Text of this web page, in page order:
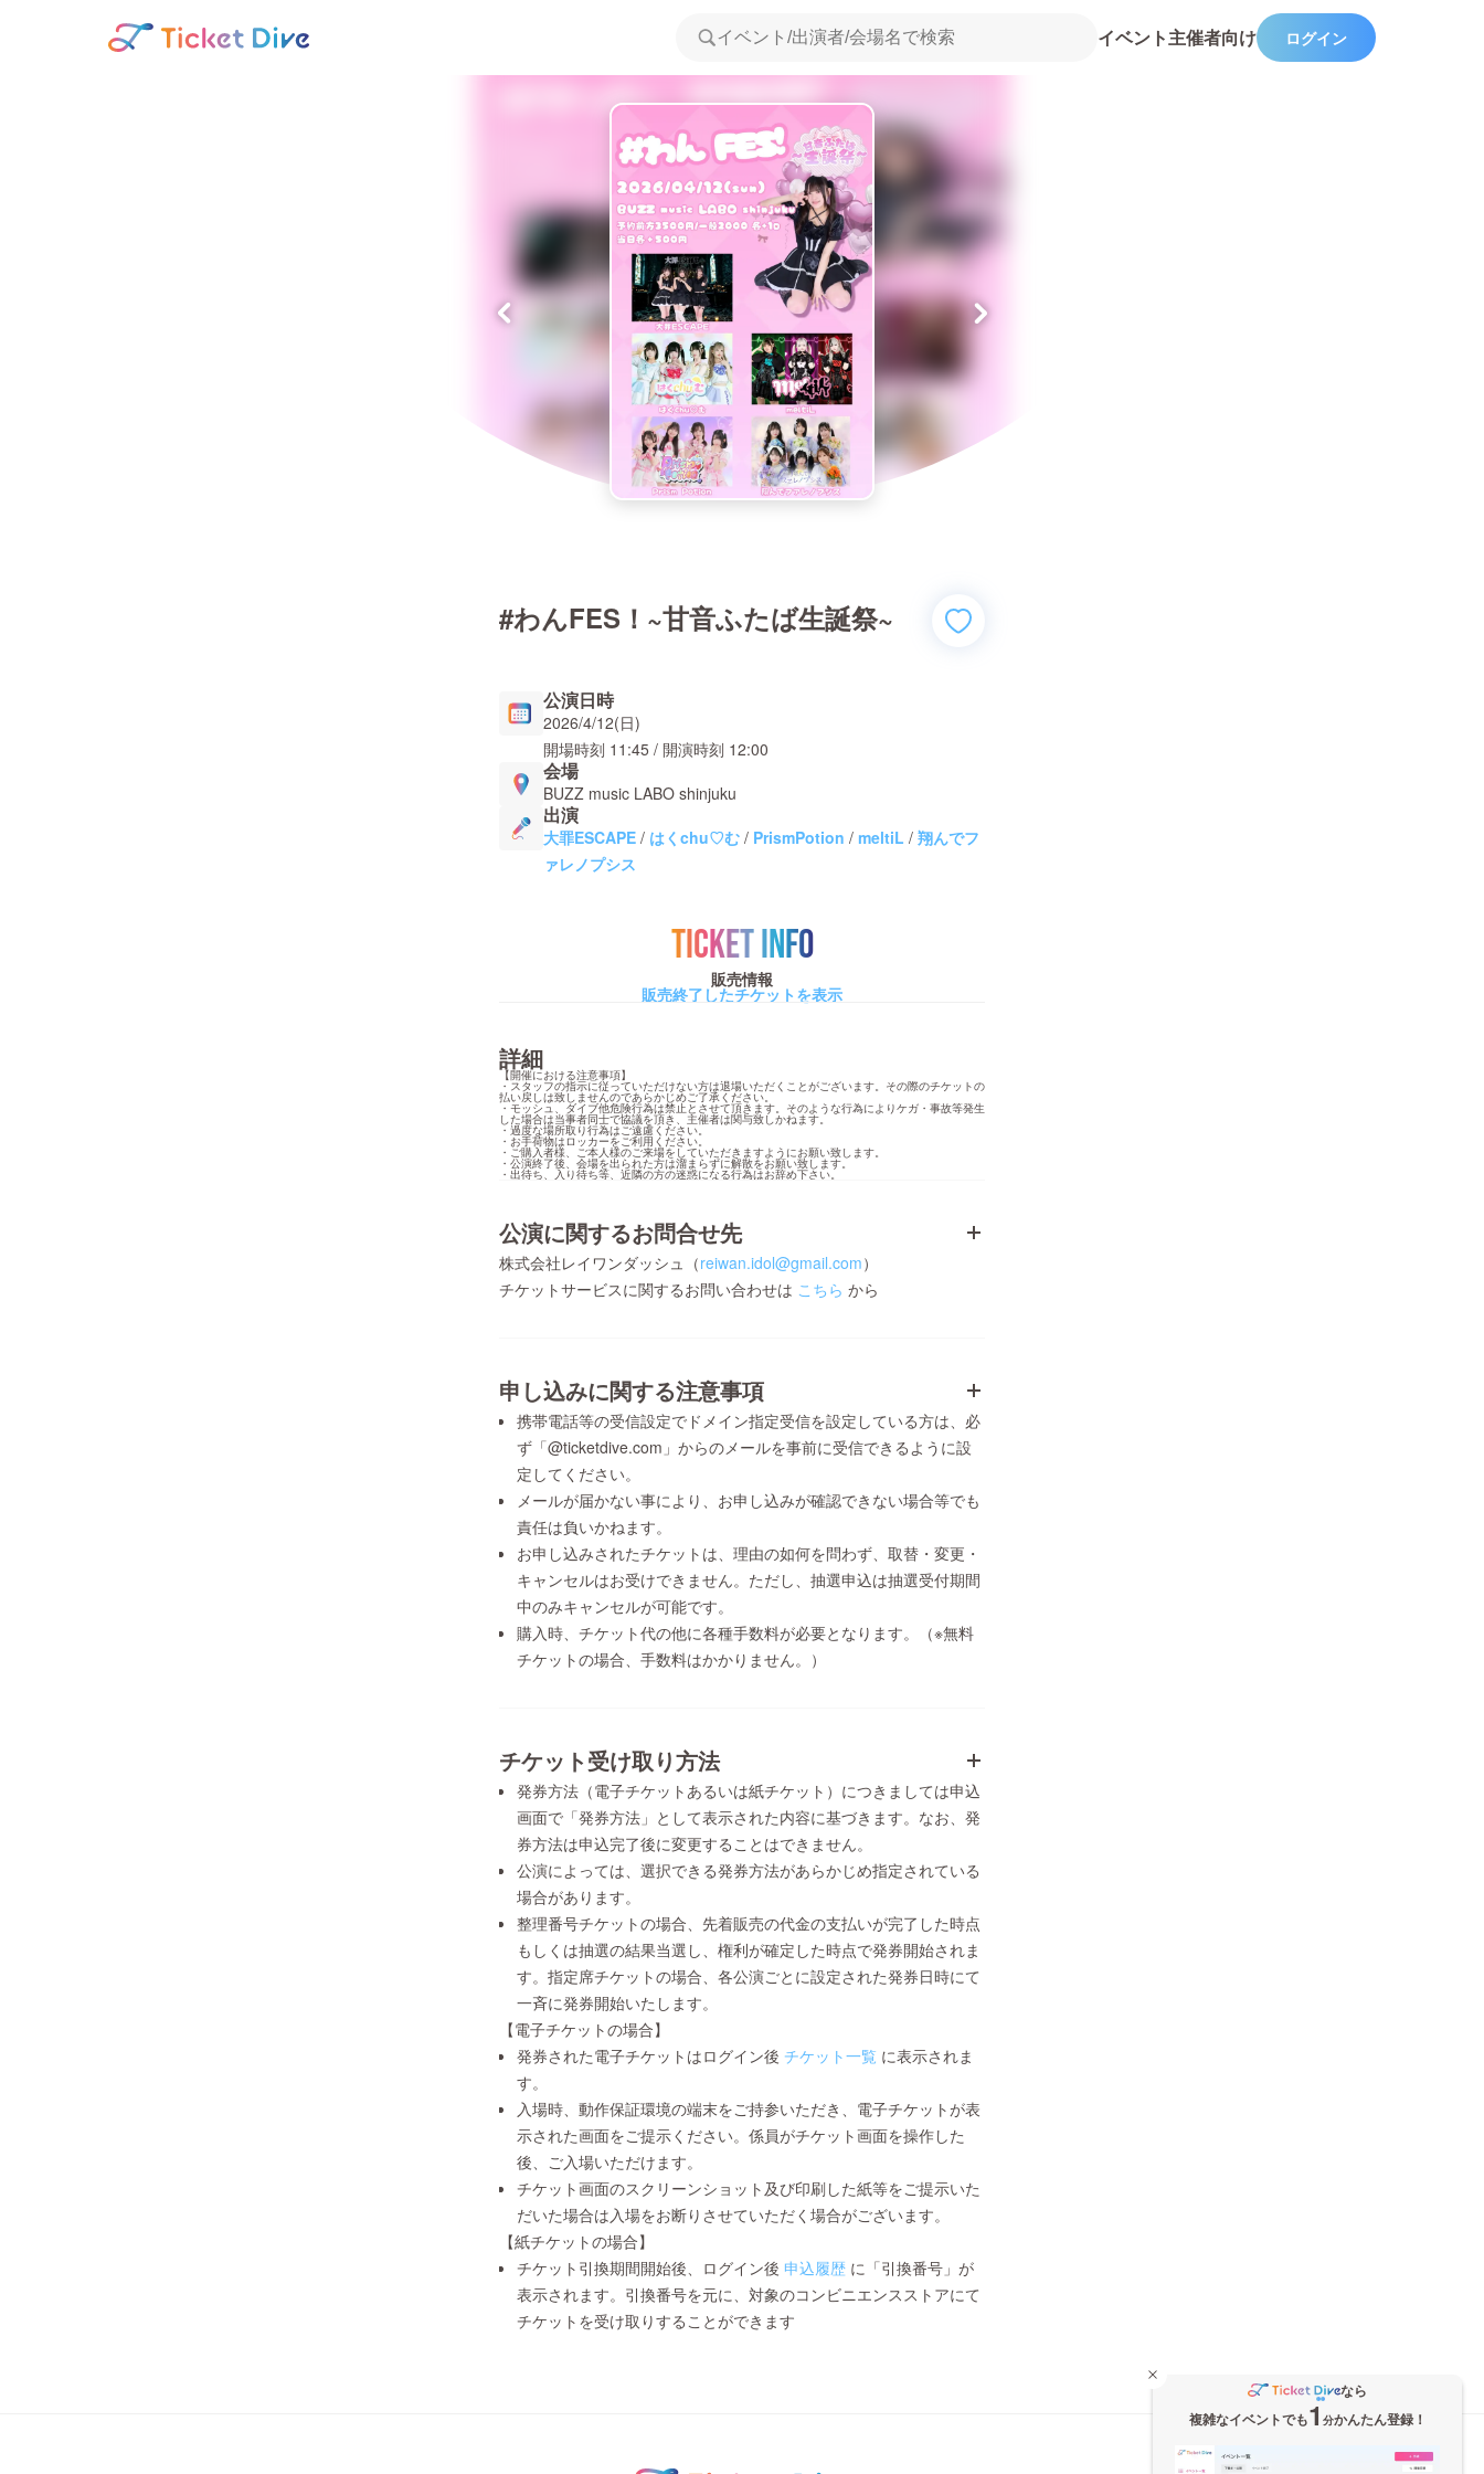
イベント主催者向け ログイン
#わんFES！~甘音ふたば生誕祭~
公演日時
2026/4/12(日)
開場時刻 11:45 / 開演時刻 12:00
会場
BUZZ music LABO shinjuku
出演
大罪ESCAPE / はくchu♡む / PrismPotion / meltiL / 翔んでフ
ァレノプシス
TICKET INFO
販売情報
販売終了したチケットを表示
詳細
【開催における注意事項】
・スタッフの指示に従っていただけない方は退場いただくことがございます。その際のチケットの
払い戻しは致しませんのであらかじめご了承ください。
・モッシュ、ダイブ他危険行為は禁止とさせて頂きます。そのような行為によりケガ・事故等発生
した場合は当事者同士で協議を頂き、主催者は関与致しかねます。
・過度な場所取り行為はご遠慮ください。
・お手荷物はロッカーをご利用ください。
・ご購入者様、ご本人様のご来場をしていただきますようにお願い致します。
・公演終了後、会場を出られた方は溜まらずに解散をお願い致します。
・出待ち、入り待ち等、近隣の方の迷惑になる行為はお辞め下さい。
公演に関するお問合せ先
株式会社レイワンダッシュ（reiwan.idol@gmail.com）
チケットサービスに関するお問い合わせは こちら から
申し込みに関する注意事項
携帯電話等の受信設定でドメイン指定受信を設定している方は、必
ず「@ticketdive.com」からのメールを事前に受信できるように設
定してください。
メールが届かない事により、お申し込みが確認できない場合等でも
責任は負いかねます。
お申し込みされたチケットは、理由の如何を問わず、取替・変更・
キャンセルはお受けできません。ただし、抽選申込は抽選受付期間
中のみキャンセルが可能です。
購入時、チケット代の他に各種手数料が必要となります。（※無料
チケットの場合、手数料はかかりません。）
チケット受け取り方法
発券方法（電子チケットあるいは紙チケット）につきましては申込
画面で「発券方法」として表示された内容に基づきます。なお、発
券方法は申込完了後に変更することはできません。
公演によっては、選択できる発券方法があらかじめ指定されている
場合があります。
整理番号チケットの場合、先着販売の代金の支払いが完了した時点
もしくは抽選の結果当選し、権利が確定した時点で発券開始されま
す。指定席チケットの場合、各公演ごとに設定された発券日時にて
一斉に発券開始いたします。
【電子チケットの場合】
発券された電子チケットはログイン後 チケット一覧 に表示されま
す。
入場時、動作保証環境の端末をご持参いただき、電子チケットが表
示された画面をご提示ください。係員がチケット画面を操作した
後、ご入場いただけます。
チケット画面のスクリーンショット及び印刷した紙等をご提示いた
だいた場合は入場をお断りさせていただく場合がございます。
【紙チケットの場合】
チケット引換期間開始後、ログイン後 申込履歴 に「引換番号」が
表示されます。引換番号を元に、対象のコンビニエンスストアにて
チケットを受け取りすることができます
なら
複雑なイベントでも1 分かんたん登録！